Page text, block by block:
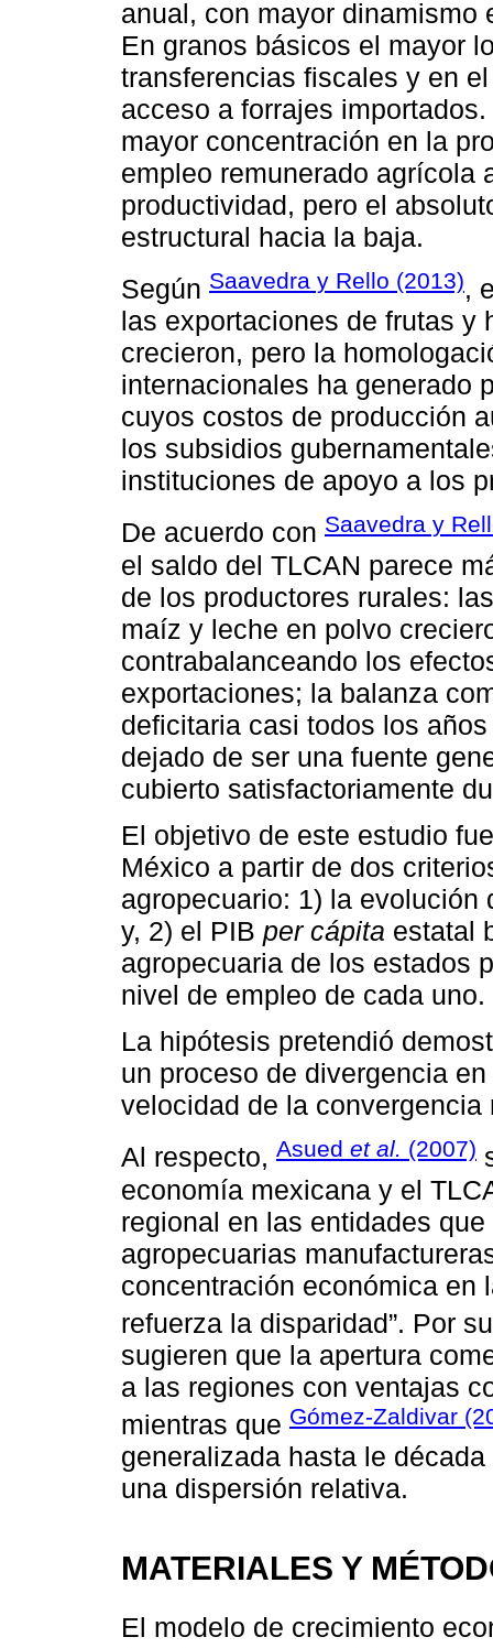
anual, con mayor dinamismo
En granos básicos el mayor
transferencias fiscales y en
acceso a forrajes
mayor concentración en la
empleo remunerado agrícola
productividad, pero el
estructural hacia la baja.
Según Saavedra y Rello (2013),
las exportaciones de frutas y
crecieron, pero la
internacionales ha generado
cuyos costos de producción
los subsidios
instituciones de apoyo a los
De acuerdo con Saavedra y
el saldo del TLCAN parece
de los productores rurales:
maíz y leche en polvo
contrabalanceando los
exportaciones; la balanza
deficitaria casi todos los
dejado de ser una fuente
cubierto satisfactoriamente
El objetivo de este estudio
México a partir de dos
agropecuario: 1) la
y, 2) el PIB per cápita estatal
agropecuaria de los estados
nivel de empleo de cada uno.
La hipótesis pretendió
un proceso de divergencia
velocidad de la
Al respecto, Asued et al. (2007)
economía mexicana y el
regional en las entidades
agropecuarias
concentración económica en
refuerza la disparidad”. Por
sugieren que la apertura
a las regiones con ventajas
mientras que Gómez-Zaldivar
generalizada hasta le
una dispersión relativa.
MATERIALES Y
El modelo de crecimiento